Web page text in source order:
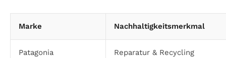
Marke Nachhaltigkeitsmerkmal
Patagonia Reparatur & Recycling